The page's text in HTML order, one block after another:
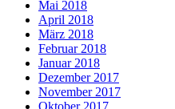
Mai 2018
April 2018
März 2018
Februar 2018
Januar 2018
Dezember 2017
November 2017
Oktober 2017